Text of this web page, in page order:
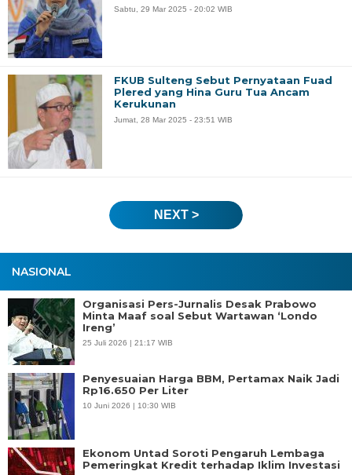
NASIONAL
Organisasi Pers-Jurnalis Desak Prabowo
Minta Maaf soal Sebut Wartawan ‘Londo
Ireng’
25 Juli 2026 | 21:17 WIB
Penyesuaian Harga BBM, Pertamax Naik Jadi
Rp16.650 Per Liter
10 Juni 2026 | 10:30 WIB
Ekonom Untad Soroti Pengaruh Lembaga
Pemeringkat Kredit terhadap Iklim Investasi
Sabtu, 29 Mar 2025 - 20:02 WIB
FKUB Sulteng Sebut Pernyataan Fuad
Plered yang Hina Guru Tua Ancam
Kerukunan
Jumat, 28 Mar 2025 - 23:51 WIB
NEXT >